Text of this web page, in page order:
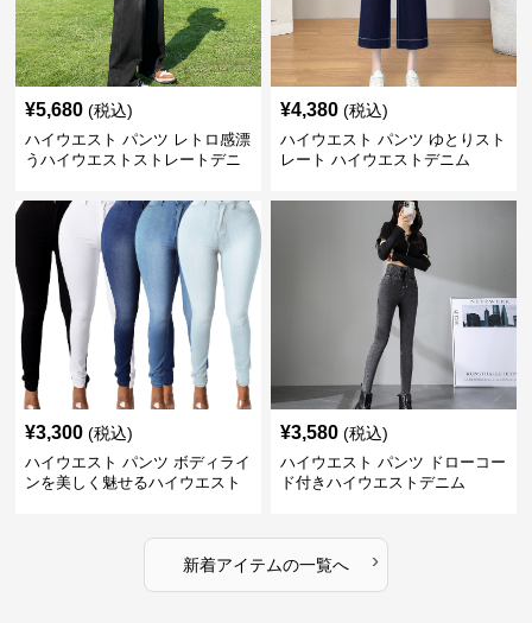
¥5,680 (税込)
ハイウエスト パンツ レトロ感漂
うハイウエストストレートデニ
¥4,380 (税込)
ハイウエスト パンツ ゆとりスト
レート ハイウエストデニム
¥3,300 (税込)
ハイウエスト パンツ ボディライ
ンを美しく魅せるハイウエスト
¥3,580 (税込)
ハイウエスト パンツ ドローコー
ド付きハイウエストデニム
新着アイテムの一覧へ ›